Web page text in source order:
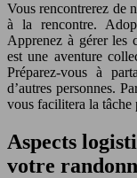
Vous rencontrerez de
à la rencontre.
Apprenez à gérer les
est une aventure
Préparez-vous à
d’autres personnes.
vous facilitera la tâche
Aspects
votre